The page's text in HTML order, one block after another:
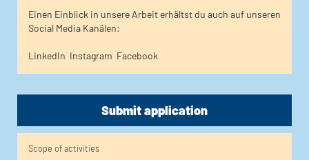
Einen Einblick in unsere Arbeit erhältst du auch auf unseren
Social Media Kanälen:
LinkedIn Instagram Facebook
Submit application
Scope of activities